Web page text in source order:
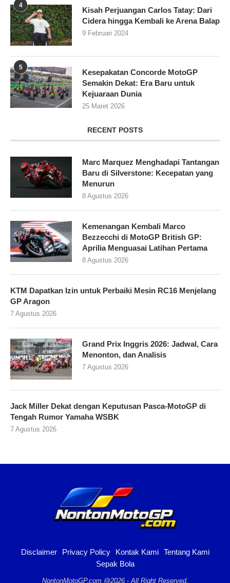
4
Kisah Perjuangan Carlos Tatay: Dari
Cidera hingga Kembali ke Arena Balap
9 Februari 2024
5
Kesepakatan Concorde MotoGP
Semakin Dekat: Era Baru untuk
Kejuaraan Dunia
25 Maret 2026
RECENT POSTS
Marc Marquez Menghadapi Tantangan
Baru di Silverstone: Kecepatan yang
Menurun
8 Agustus 2026
Kemenangan Kembali Marco
Bezzecchi di MotoGP British GP:
Aprilia Menguasai Latihan Pertama
8 Agustus 2026
KTM Dapatkan Izin untuk Perbaiki Mesin RC16 Menjelang
GP Aragon
7 Agustus 2026
Grand Prix Inggris 2026: Jadwal, Cara
Menonton, dan Analisis
7 Agustus 2026
Jack Miller Dekat dengan Keputusan Pasca-MotoGP di
Tengah Rumor Yamaha WSBK
7 Agustus 2026
Disclaimer Privacy Policy Kontak Kami
Tentang Kami
Sepak Bola
NontonMotoGP.com @2026 - All Right Reserved.